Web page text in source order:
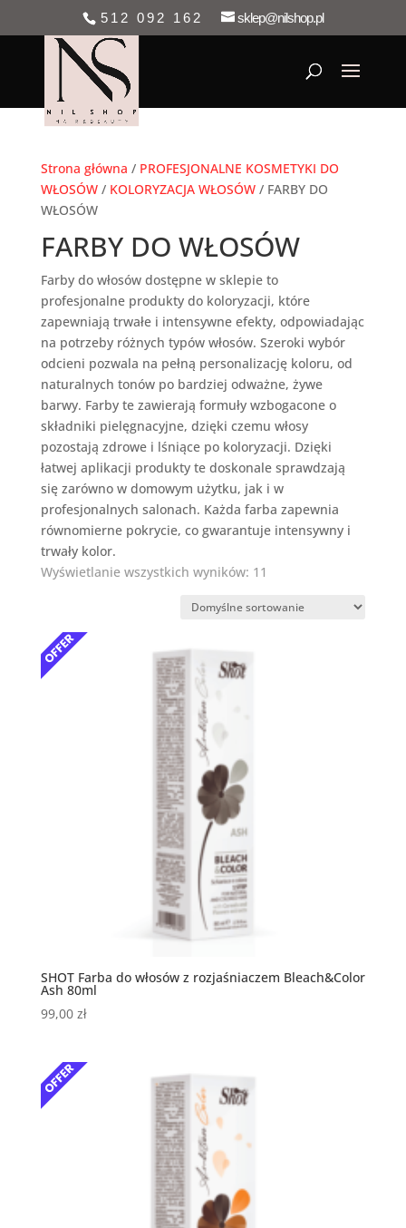
512 092 162 sklep@nilshop.pl
Strona główna / PROFESJONALNE KOSMETYKI DO
WŁOSÓW/ KOLORYZACJA WŁOSÓW/ FARBY DO
WŁOSÓW
FARBY DO WŁOSÓW
Farby do włosów dostępne w sklepie to
profesjonalne produkty do koloryzacji, które
zapewniają trwałe i intensywne efekty, odpowiadając
na potrzeby różnych typów włosów. Szeroki wybór
odcieni pozwala na pełną personalizację koloru, od
naturalnych tonów po bardziej odważne, żywe
barwy. Farby te zawierają formuły wzbogacone o
składniki pielęgnacyjne, dzięki czemu włosy
pozostają zdrowe i lśniące po koloryzacji. Dzięki
łatwej aplikacji produkty te doskonale sprawdzają
się zarówno w domowym użytku, jak i w
profesjonalnych salonach. Każda farba zapewnia
równomierne pokrycie, co gwarantuje intensywny i
trwały kolor.
Wyświetlanie wszystkich wyników: 11
SHOT Farba do włosów z rozjaśniaczem Bleach&Color
Ash 80ml
99,00 zł